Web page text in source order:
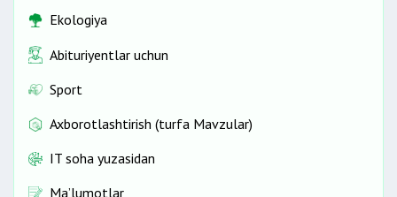
Ekologiya
Abituriyentlar uchun
Sport
Axborotlashtirish (turfa Mavzular)
IT soha yuzasidan
Ma’lumotlar